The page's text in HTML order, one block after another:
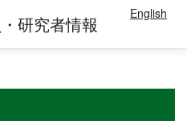
研究者情報 English